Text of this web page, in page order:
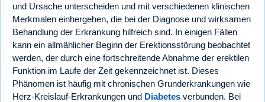
und Ursache unterscheiden und mit verschiedenen klinischen
Merkmalen einhergehen, die bei der Diagnose und wirksamen
Behandlung der Erkrankung hilfreich sind. In einigen Fällen
kann ein allmählicher Beginn der Erektionsstörung beobachtet
werden, der durch eine fortschreitende Abnahme der erektilen
Funktion im Laufe der Zeit gekennzeichnet ist. Dieses
Phänomen ist häufig mit chronischen Grunderkrankungen wie
Herz-Kreislauf-Erkrankungen und Diabetes verbunden. Bei